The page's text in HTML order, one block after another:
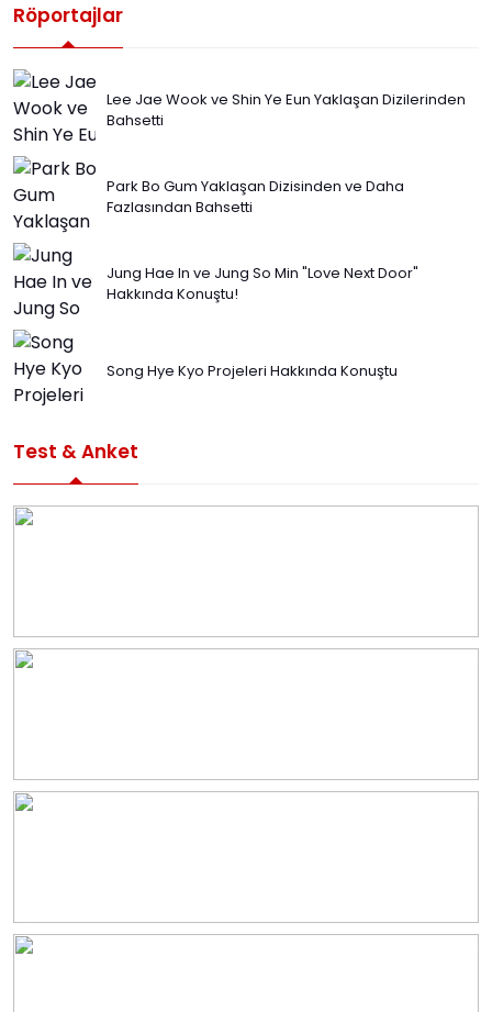
Röportajlar
Lee Jae Wook ve Shin Ye Eun Yaklaşan Dizilerinden
Bahsetti
Park Bo Gum Yaklaşan Dizisinden ve Daha
Fazlasından Bahsetti
Jung Hae In ve Jung So Min "Love Next Door"
Hakkında Konuştu!
Song Hye Kyo Projeleri Hakkında Konuştu
Test & Anket